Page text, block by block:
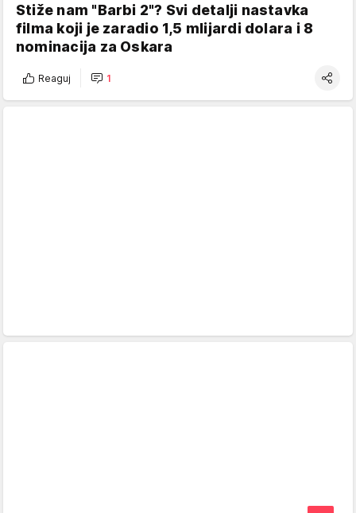
Stiže nam "Barbi 2"? Svi detalji nastavka
filma koji je zaradio 1,5 mlijardi dolara i 8
nominacija za Oskara
Reaguj 1